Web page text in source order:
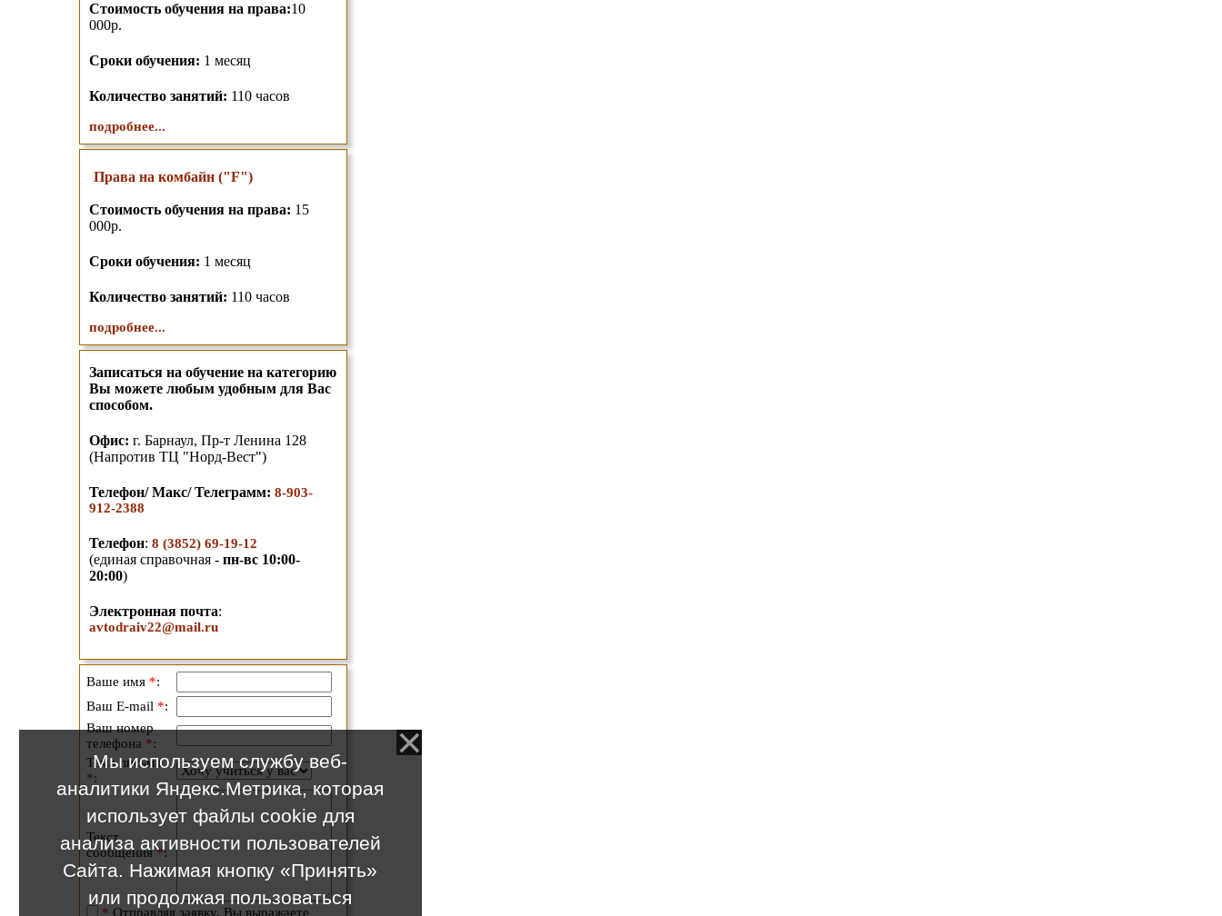
Стоимость обучения на права:10
000р.
Сроки обучения: 1 месяц
Количество занятий: 110 часов
подробнее...
Права на комбайн ("F")
Стоимость обучения на права: 15
000р.
Сроки обучения: 1 месяц
Количество занятий: 110 часов
подробнее...
Записаться на обучение на категорию
Вы можете любым удобным для Вас
способом.
Офис: г. Барнаул, Пр-т Ленина 128
(Напротив ТЦ "Норд-Вест")
Телефон/ Макс/ Телеграмм: 8-903-
912-2388
Телефон: 8 (3852) 69-19-12
(единая справочная - пн-вс 10:00-
20:00)
Электронная почта:
avtodraiv22@mail.ru
Ваше имя *:
Ваш E-mail *:
Ваш номер
телефона *:
Тема письма
*:
Текст
сообщения*:
* Отправляя заявку, Вы выражаете
Мы используем службу веб-
аналитики Яндекс.Метрика, которая
использует файлы cookie для
анализа активности пользователей
Сайта. Нажимая кнопку «Принять»
или продолжая пользоваться